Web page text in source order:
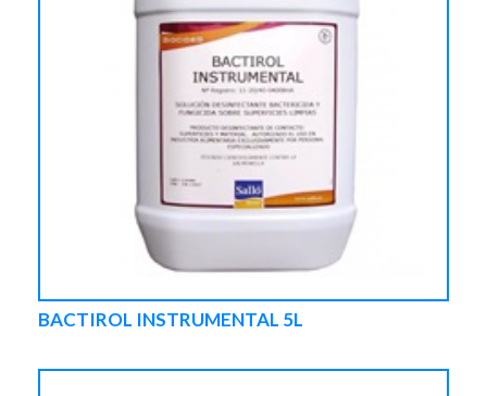
BACTIROL INSTRUMENTAL 5L